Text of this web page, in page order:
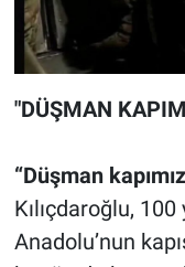
"DÜŞMAN
“Düşman
Kılıçdaroğlu,
Anadolu’nun